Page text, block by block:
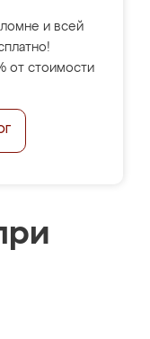
и всей
от стоимости